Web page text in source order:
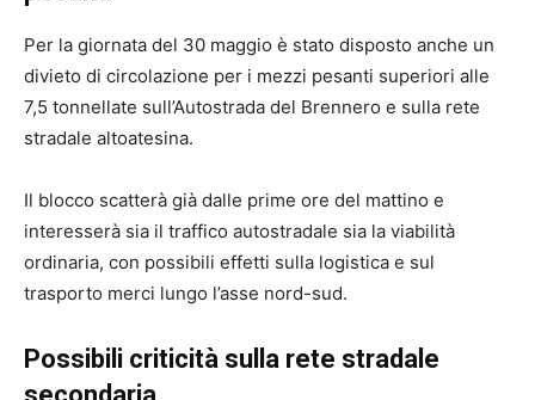
Per la giornata del 30 maggio è stato disposto anche un
divieto di circolazione per i mezzi pesanti superiori alle
7,5 tonnellate sull’Autostrada del Brennero e sulla rete
stradale altoatesina.
Il blocco scatterà già dalle prime ore del mattino e
interesserà sia il traffico autostradale sia la viabilità
ordinaria, con possibili effetti sulla logistica e sul
trasporto merci lungo l’asse nord-sud.
Possibili criticità sulla rete stradale